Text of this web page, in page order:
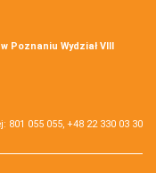
Poznaniu Wydział VIII
055 055, +48 22 330 03 30